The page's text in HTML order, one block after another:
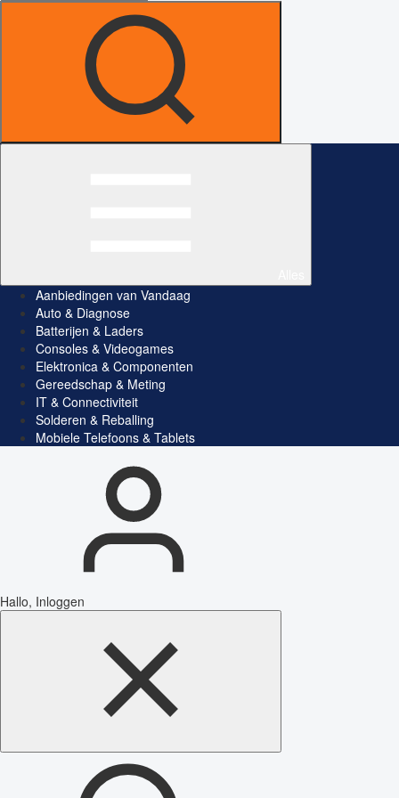
Aanbiedingen van Vandaag
Auto & Diagnose
Batterijen & Laders
Consoles & Videogames
Elektronica & Componenten
Gereedschap & Meting
IT & Connectiviteit
Solderen & Reballing
Mobiele Telefoons & Tablets
Hallo, Inloggen